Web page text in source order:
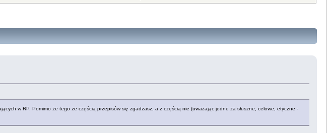
w RP. Pomimo że tego że częścią przepisów się zgadzasz, a z częścią nie (uważając jedne za słuszne, celowe, etyczne -